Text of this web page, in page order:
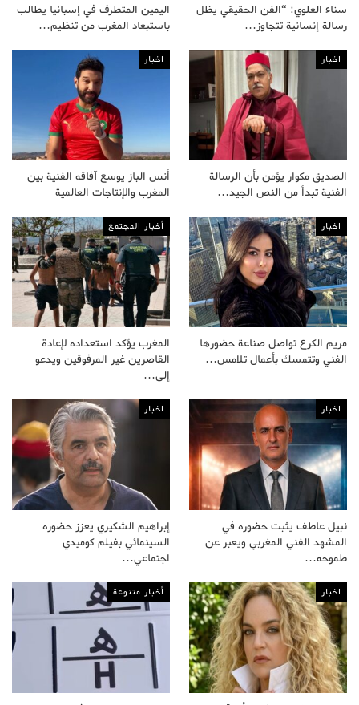
سناء العلوي: “الفن الحقيقي يظل
رسالة إنسانية تتجاوز…
اليمين المتطرف في إسبانيا يطالب
باستبعاد المغرب من تنظيم…
اخبار
الصديق مكوار يؤمن بأن الرسالة
الفنية تبدأ من النص الجيد…
اخبار
أنس الباز يوسع آفاقه الفنية بين
المغرب والإنتاجات العالمية
اخبار
مريم الكرع تواصل صناعة حضورها
الفني وتتمسك بأعمال تلامس…
أخبار المجتمع
المغرب يؤكد استعداده لإعادة
القاصرين غير المرفوقين ويدعو
إلى…
اخبار
نبيل عاطف يثبت حضوره في
المشهد الفني المغربي ويعبر عن
طموحه…
اخبار
إبراهيم الشكيري يعزز حضوره
السينمائي بفيلم كوميدي
اجتماعي…
اخبار أخبار متنوعة